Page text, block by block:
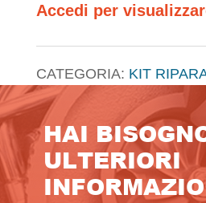
Accedi per
CATEGORIA: KIT
HAI
ULTERIORI